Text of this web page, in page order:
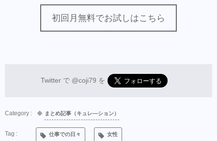
初回月無料でお試しはこちら
Twitter で @coji79 を
まとめ記事（キュレ―ション）
仕事での日々 女性